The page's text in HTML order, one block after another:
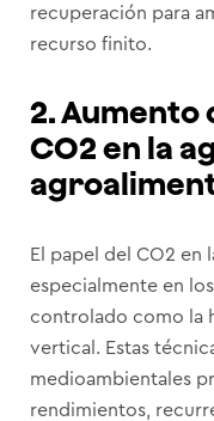
recuperación para
recurso finito.
2. Aumento
CO2 en la
El papel del CO2 en
especialmente en
controlado como la
vertical. Estas
medioambientales
rendimientos,